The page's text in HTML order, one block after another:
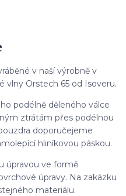
v naší výrobně v
vlny Orstech 65 od Isoveru.
podélně děleného válce
ztrátám přes podélnou
doporučejeme
hliníkovou páskou.
úpravou ve formě
úpravy. Na zakázku
materiálu.